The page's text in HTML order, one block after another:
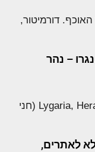
– נהר
לאתרים,